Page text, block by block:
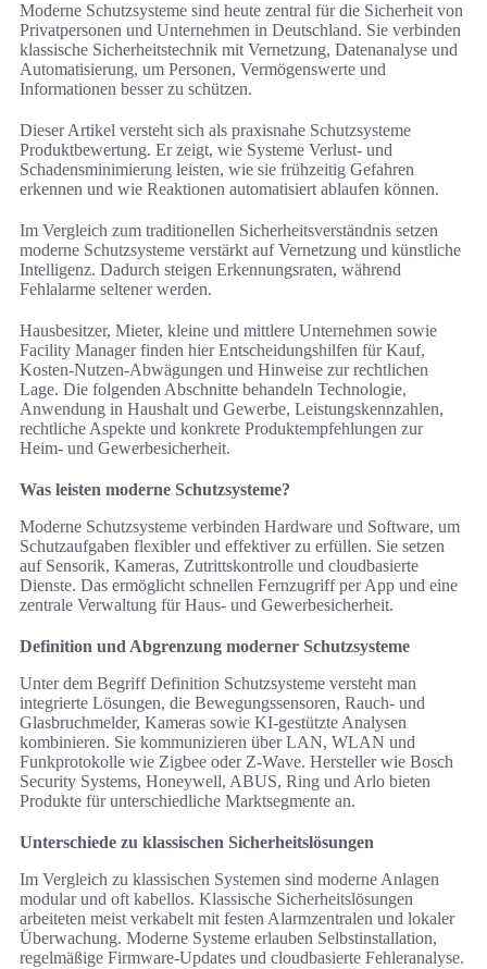
Moderne Schutzsysteme sind heute zentral für die Sicherheit von
Privatpersonen und Unternehmen in Deutschland. Sie verbinden
klassische Sicherheitstechnik mit Vernetzung, Datenanalyse und
Automatisierung, um Personen, Vermögenswerte und
Informationen besser zu schützen.
Dieser Artikel versteht sich als praxisnahe Schutzsysteme
Produktbewertung. Er zeigt, wie Systeme Verlust- und
Schadensminimierung leisten, wie sie frühzeitig Gefahren
erkennen und wie Reaktionen automatisiert ablaufen können.
Im Vergleich zum traditionellen Sicherheitsverständnis setzen
moderne Schutzsysteme verstärkt auf Vernetzung und künstliche
Intelligenz. Dadurch steigen Erkennungsraten, während
Fehlalarme seltener werden.
Hausbesitzer, Mieter, kleine und mittlere Unternehmen sowie
Facility Manager finden hier Entscheidungshilfen für Kauf,
Kosten-Nutzen-Abwägungen und Hinweise zur rechtlichen
Lage. Die folgenden Abschnitte behandeln Technologie,
Anwendung in Haushalt und Gewerbe, Leistungskennzahlen,
rechtliche Aspekte und konkrete Produktempfehlungen zur
Heim- und Gewerbesicherheit.
Was leisten moderne Schutzsysteme?
Moderne Schutzsysteme verbinden Hardware und Software, um
Schutzaufgaben flexibler und effektiver zu erfüllen. Sie setzen
auf Sensorik, Kameras, Zutrittskontrolle und cloudbasierte
Dienste. Das ermöglicht schnellen Fernzugriff per App und eine
zentrale Verwaltung für Haus- und Gewerbesicherheit.
Definition und Abgrenzung moderner Schutzsysteme
Unter dem Begriff Definition Schutzsysteme versteht man
integrierte Lösungen, die Bewegungssensoren, Rauch- und
Glasbruchmelder, Kameras sowie KI-gestützte Analysen
kombinieren. Sie kommunizieren über LAN, WLAN und
Funkprotokolle wie Zigbee oder Z-Wave. Hersteller wie Bosch
Security Systems, Honeywell, ABUS, Ring und Arlo bieten
Produkte für unterschiedliche Marktsegmente an.
Unterschiede zu klassischen Sicherheitslösungen
Im Vergleich zu klassischen Systemen sind moderne Anlagen
modular und oft kabellos. Klassische Sicherheitslösungen
arbeiteten meist verkabelt mit festen Alarmzentralen und lokaler
Überwachung. Moderne Systeme erlauben Selbstinstallation,
regelmäßige Firmware-Updates und cloudbasierte Fehleranalyse.